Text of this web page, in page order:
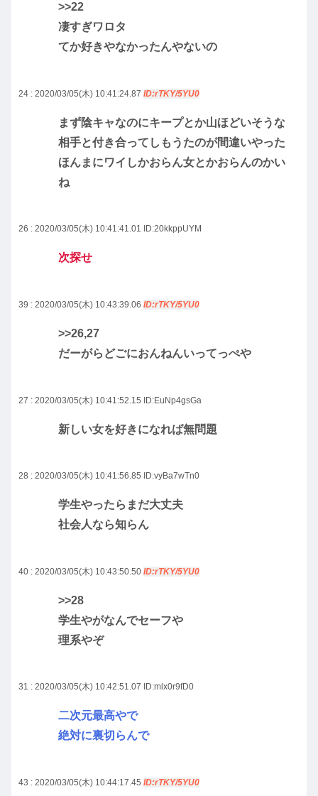
>>22
凄すぎワロタ
てか好きやなかったんやないの
24 : 2020/03/05(木) 10:41:24.87 ID:rTKY/5YU0
まず陰キャなのにキープとか山ほどいそうな
相手と付き合ってしもうたのが間違いやった
ほんまにワイしかおらん女とかおらんのかい
ね
26 : 2020/03/05(木) 10:41:41.01 ID:20kkppUYM
次探せ
39 : 2020/03/05(木) 10:43:39.06 ID:rTKY/5YU0
>>26,27
だーがらどごにおんねんいってっぺや
27 : 2020/03/05(木) 10:41:52.15 ID:EuNp4gsGa
新しい女を好きになれば無問題
28 : 2020/03/05(木) 10:41:56.85 ID:vyBa7wTn0
学生やったらまだ大丈夫
社会人なら知らん
40 : 2020/03/05(木) 10:43:50.50 ID:rTKY/5YU0
>>28
学生やがなんでセーフや
理系やぞ
31 : 2020/03/05(木) 10:42:51.07 ID:mlx0r9fD0
二次元最高やで
絶対に裏切らんで
43 : 2020/03/05(木) 10:44:17.45 ID:rTKY/5YU0